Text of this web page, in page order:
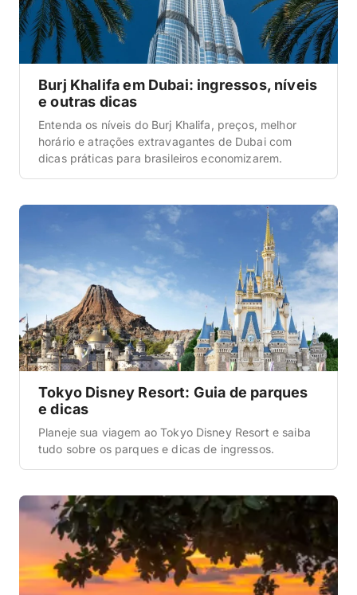
Burj Khalifa em Dubai: ingressos, níveis
e outras dicas
Entenda os níveis do Burj Khalifa, preços, melhor
horário e atrações extravagantes de Dubai com
dicas práticas para brasileiros economizarem.
Tokyo Disney Resort: Guia de parques
e dicas
Planeje sua viagem ao Tokyo Disney Resort e saiba
tudo sobre os parques e dicas de ingressos.